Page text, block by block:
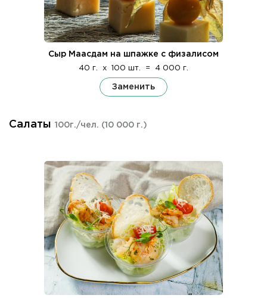
Сыр Маасдам на шпажке с физалисом
40 г. x 100 шт. = 4 000 г.
Заменить
Салаты 100г./чел. (10 000 г.)